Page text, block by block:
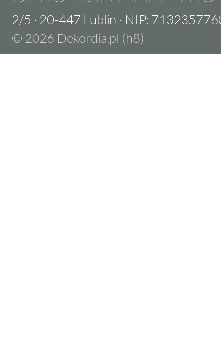
2/5 · 20-447 Lublin · NIP:
© 2026 Dekordia.pl (h8)